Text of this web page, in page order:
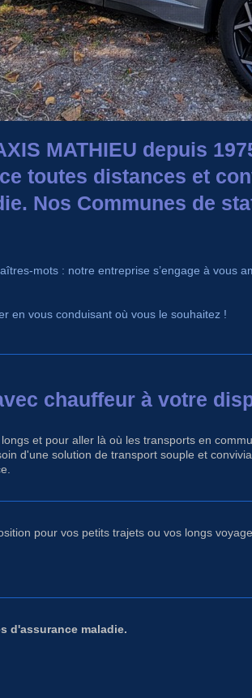
MATHIEU depuis
toutes distances et
Nos Communes de
mots : notre entreprise s’engage à vous
en vous conduisant où vous le souhaitez !
chauffeur à votre
et pour aller là où les transports en
d'une solution de transport souple et
pour vos petits trajets ou vos longs
d'assurance maladie.